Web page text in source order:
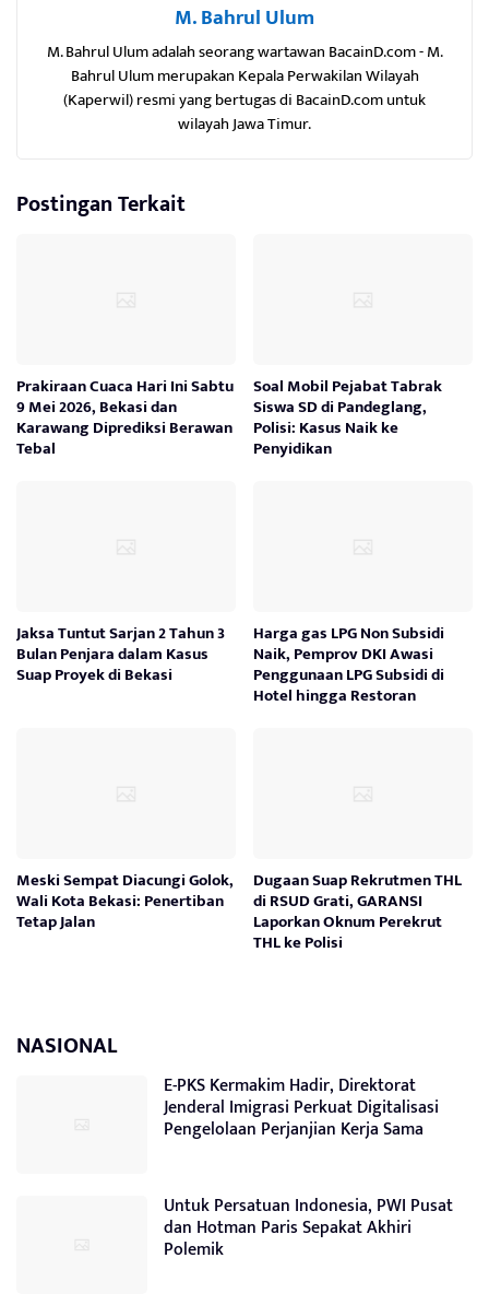
M. Bahrul Ulum
M. Bahrul Ulum adalah seorang wartawan BacainD.com - M.
Bahrul Ulum merupakan Kepala Perwakilan Wilayah
(Kaperwil) resmi yang bertugas di BacainD.com untuk
wilayah Jawa Timur.
Postingan Terkait
Prakiraan Cuaca Hari Ini Sabtu
9 Mei 2026, Bekasi dan
Karawang Diprediksi Berawan
Tebal
Soal Mobil Pejabat Tabrak
Siswa SD di Pandeglang,
Polisi: Kasus Naik ke
Penyidikan
Jaksa Tuntut Sarjan 2 Tahun 3
Bulan Penjara dalam Kasus
Suap Proyek di Bekasi
Harga gas LPG Non Subsidi
Naik, Pemprov DKI Awasi
Penggunaan LPG Subsidi di
Hotel hingga Restoran
Meski Sempat Diacungi Golok,
Wali Kota Bekasi: Penertiban
Tetap Jalan
Dugaan Suap Rekrutmen THL
di RSUD Grati, GARANSI
Laporkan Oknum Perekrut
THL ke Polisi
NASIONAL
E-PKS Kermakim Hadir, Direktorat
Jenderal Imigrasi Perkuat Digitalisasi
Pengelolaan Perjanjian Kerja Sama
Untuk Persatuan Indonesia, PWI Pusat
dan Hotman Paris Sepakat Akhiri
Polemik